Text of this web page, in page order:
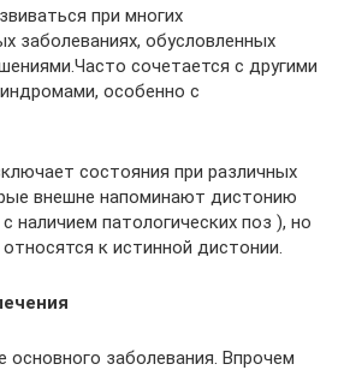
при многих
заболеваниях, обусловленных
сочетается с другими
особенно с
состояния при различных
внешне напоминают дистонию
наличием патологических поз ), но
к истинной дистонии.
основного заболевания. Впрочем